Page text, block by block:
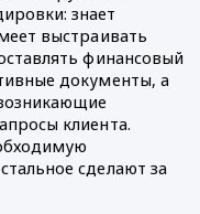
знает
выстраивать
финансовый
документы, а
клиента.
сделают за